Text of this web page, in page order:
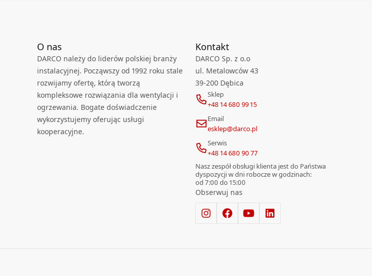
O nas
DARCO należy do liderów polskiej branży
instalacyjnej. Począwszy od 1992 roku stale
rozwijamy ofertę, którą tworzą
kompleksowe rozwiązania dla wentylacji i
ogrzewania. Bogate doświadczenie
wykorzystujemy oferując usługi
kooperacyjne.
Kontakt
DARCO Sp. z o.o
ul. Metalowców 43
39-200 Dębica
Sklep
+48 14 680 99 15
Email
esklep@darco.pl
Serwis
+48 14 680 90 77
Nasz zespół obsługi klienta jest do Państwa
dyspozycji w dni robocze w godzinach:
od 7:00 do 15:00
Obserwuj nas